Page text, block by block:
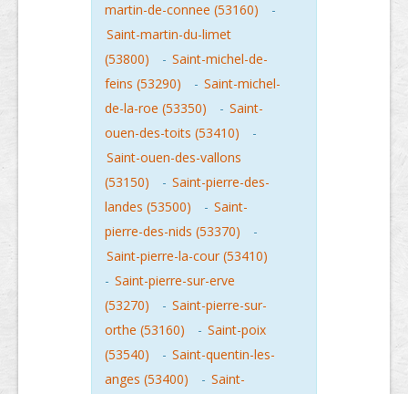
martin-de-connee (53160)
-
Saint-martin-du-limet
(53800)
- Saint-michel-de-
feins (53290)
- Saint-michel-
de-la-roe (53350)
- Saint-
ouen-des-toits (53410)
-
Saint-ouen-des-vallons
(53150)
- Saint-pierre-des-
landes (53500)
- Saint-
pierre-des-nids (53370)
-
Saint-pierre-la-cour (53410)
- Saint-pierre-sur-erve
(53270)
- Saint-pierre-sur-
orthe (53160)
- Saint-poix
(53540)
- Saint-quentin-les-
anges (53400)
- Saint-